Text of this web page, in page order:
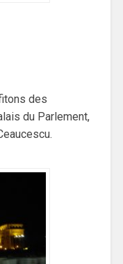
des
du Parlement,